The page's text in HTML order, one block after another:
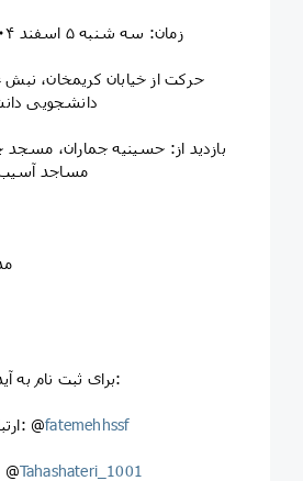
🔻زمان: سه شنبه ۵ اسفند ۱۴۰۴، ساعت ۹ صبح
دانشجویی
مساجد
🔺برای ثبت نام به آیدی زیر مراجعه کنید:
ارتباطات با مسئول خواهر: @fatemehhssf
ارتباط با مسئولTahashateri_1001